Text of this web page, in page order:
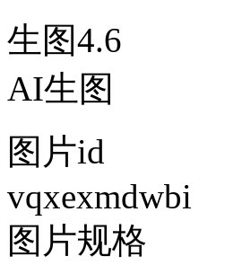
生图4.6
AI生图
图片id
vqxexmdwbi
图片规格